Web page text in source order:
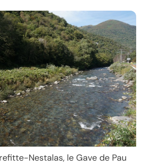
Nestalas, le Gave de Pau